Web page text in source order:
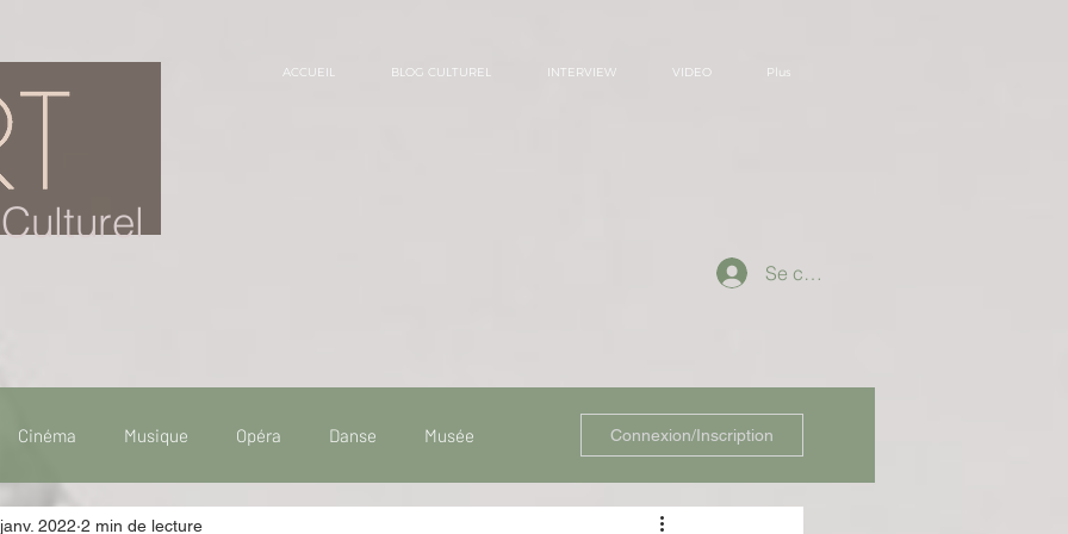
ACCUEIL BLOG CULTUREL INTERVIEW VIDEO Plus
Se connecter
Cinéma Musique Opéra Danse Musée Connexion/Inscription
2022 2 min de lecture